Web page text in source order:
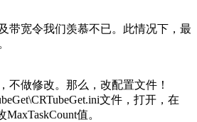
带宽令我们羡慕不已。此情况下，最
不做修改。那么，改配置文件！
文件，打开，在
值。